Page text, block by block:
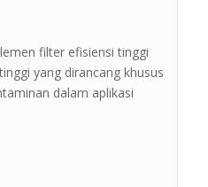
filter efisiensi tinggi
yang dirancang khusus
dalam aplikasi